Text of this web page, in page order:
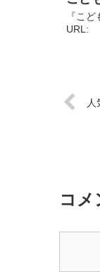
『こ
URL:
人
コメ